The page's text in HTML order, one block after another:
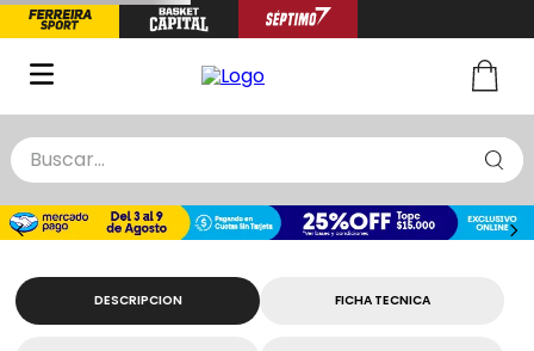
Buscar...
TÉRMINOS MÁS BUSCADOS
1.
zapatillas basquet
3.
zapatillas
DESCRIPCION FICHA TECNICA